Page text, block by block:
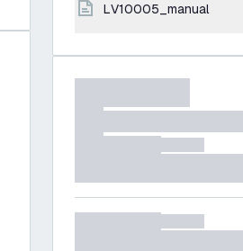
LV10005_manual